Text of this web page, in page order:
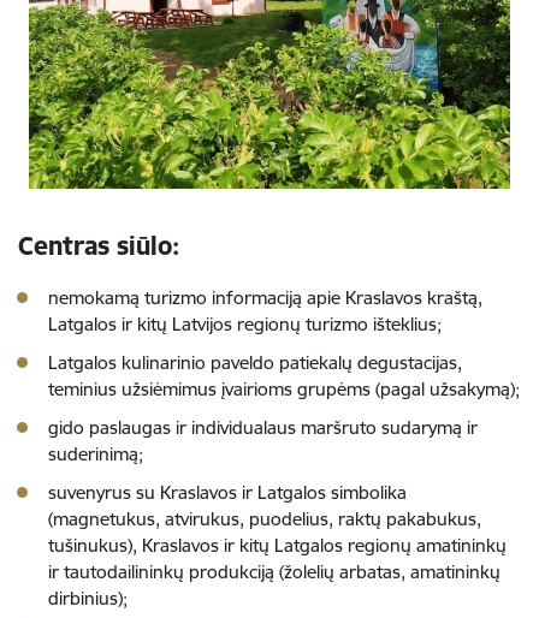
Centras siūlo:
nemokamą turizmo informaciją apie Kraslavos kraštą,
Latgalos ir kitų Latvijos regionų turizmo išteklius;
Latgalos kulinarinio paveldo patiekalų degustacijas,
teminius užsiėmimus įvairioms grupėms (pagal užsakymą);
gido paslaugas ir individualaus maršruto sudarymą ir
suderinimą;
suvenyrus su Kraslavos ir Latgalos simbolika
(magnetukus, atvirukus, puodelius, raktų pakabukus,
tušinukus), Kraslavos ir kitų Latgalos regionų amatininkų
ir tautodailininkų produkciją (žolelių arbatas, amatininkų
dirbinius);